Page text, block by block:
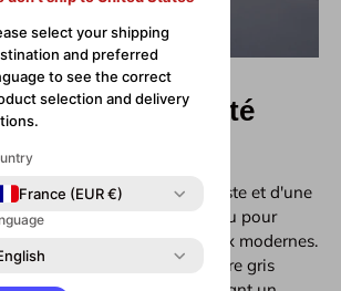
et fonctionnalité
:Doté d'un cadre minimaliste et d'une
ce puits de lumière est conçu pour
aux styles architecturaux modernes.
d'un revêtement en poudre gris
select your shipping
and preferred
to see the correct
selection and delivery
France (EUR €)